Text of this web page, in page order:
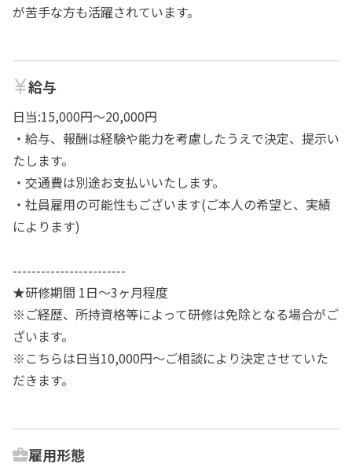
が苦手な方も活躍されています。
給与
日当:15,000円〜20,000円
・給与、報酬は経験や能力を考慮したうえで決定、提示い
たします。
・交通費は別途お支払いいたします。
・社員雇用の可能性もございます(ご本人の希望と、実績
によります)
------------------------
★研修期間 1日～3ヶ月程度
※ご経歴、所持資格等によって研修は免除となる場合がご
ざいます。
※こちらは日当10,000円～ご相談により決定させていた
だきます。
雇用形態